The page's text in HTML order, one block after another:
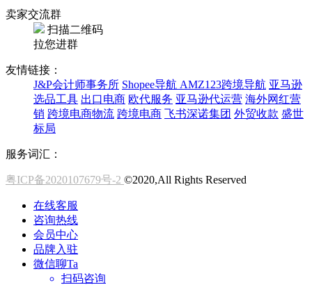
卖家交流群
扫描二维码
拉您进群
友情链接：
J&P会计师事务所 Shopee导航 AMZ123跨境导航 亚马逊
选品工具 出口电商 欧代服务 亚马逊代运营 海外网红营
销 跨境电商物流 跨境电商 飞书深诺集团 外贸收款 盛世
标局
服务词汇：
粤ICP备2020107679号-2 ©2020,All Rights Reserved
在线客服
咨询热线
会员中心
品牌入驻
微信聊Ta
扫码咨询